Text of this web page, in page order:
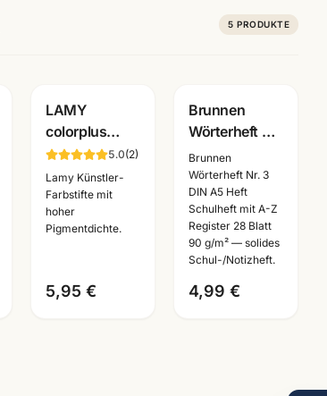
5 PRODUKTE
LAMY
colorplus
Buntstifte ·
12/24/36er
Set ·
hochpigmentiert
5.0(2)
Lamy Künstler-
Farbstifte mit
hoher
Pigmentdichte.
5,95 €
Brunnen
Wörterheft Nr.
3 · DIN A5 mit
A-Z Register ·
28 Blatt 90g ·
Schulheft
Mannheim
Brunnen
Wörterheft Nr. 3
DIN A5 Heft
Schulheft mit A-Z
Register 28 Blatt
90 g/m² — solides
Schul-/Notizheft.
4,99 €